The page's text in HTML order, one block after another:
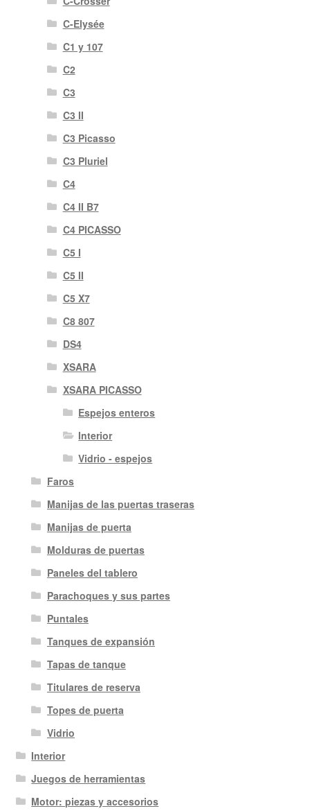
C-Elysée
C1 y 107
C2
C3
C3 II
C3 Picasso
C3 Pluriel
C4
C4 II B7
C4 PICASSO
C5 I
C5 II
C5 X7
C8 807
DS4
XSARA
XSARA PICASSO
Espejos enteros
Interior
Vidrio - espejos
Faros
Manijas de las puertas traseras
Manijas de puerta
Molduras de puertas
Paneles del tablero
Parachoques y sus partes
Puntales
Tanques de expansión
Tapas de tanque
Titulares de reserva
Topes de puerta
Vidrio
Interior
Juegos de herramientas
Motor: piezas y accesorios